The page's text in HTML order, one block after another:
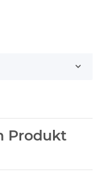
Produkt